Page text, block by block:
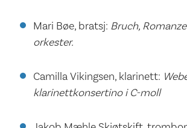
Mari Bøe, bratsj: Bruch,
orkester.
Camilla Vikingsen, klarinett:
klarinettkonsertino i C-moll